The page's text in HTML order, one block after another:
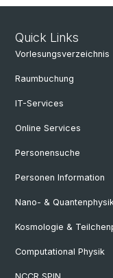
Quick Links
Vorlesungsverzeichnis
Raumbuchung
IT-Services
Online Services
Personensuche
Personen Information
Nano- &
Kosmologie &
Computational Physik